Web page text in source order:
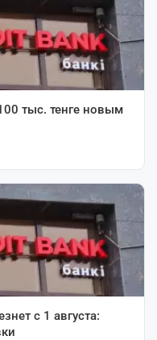
тыс. тенге новым
с 1 августа: